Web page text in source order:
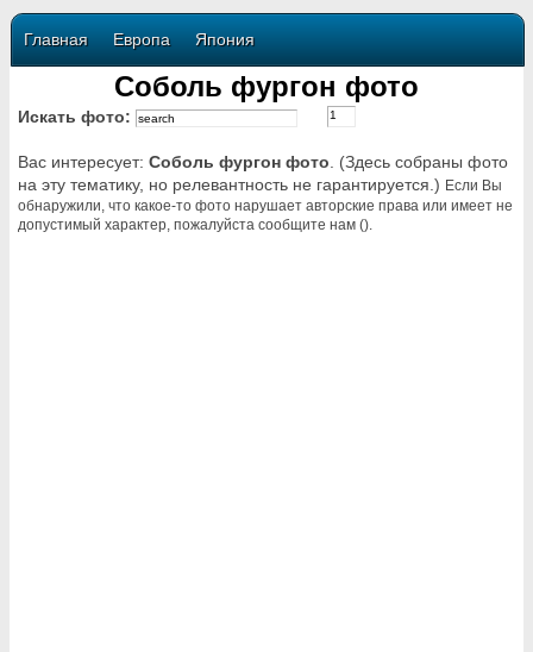
Главная Европа Япония
Соболь фургон фото
Искать фото:
Вас интересует: Соболь фургон фото . (Здесь собраны фото
на эту тематику, но релевантность не гарантируется.) Если Вы
обнаружили, что какое-то фото нарушает авторские права или имеет не
допустимый характер, пожалуйста сообщите нам ().